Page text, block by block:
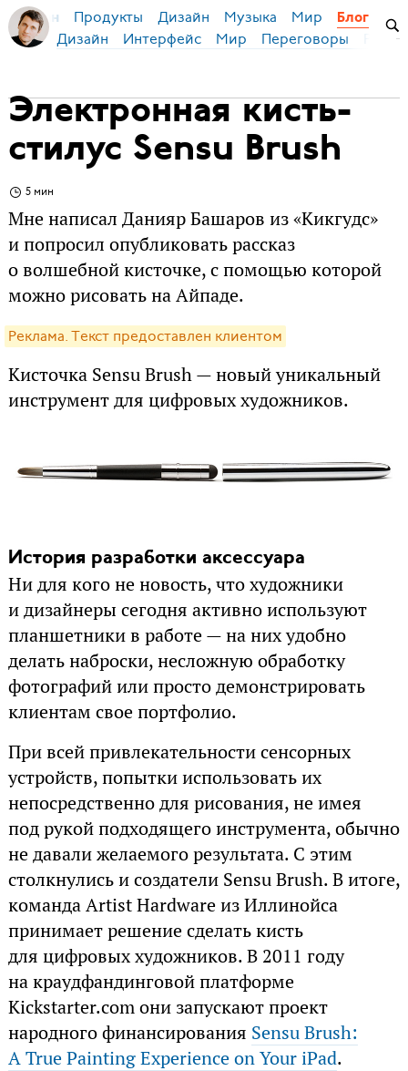
Бирман Продукты Дизайн Музыка Мир Блог
Дизайн Интерфейс Мир Переговоры
Электронная кисть-
стилус Sensu Brush
5 мин
Мне написал Данияр Башаров из «Кикгудс»
и попросил опубликовать рассказ
о волшебной кисточке, с помощью которой
можно рисовать на Айпаде.
Реклама. Текст предоставлен клиентом
Кисточка Sensu Brush — новый уникальный
инструмент для цифровых художников.
История разработки аксессуара
Ни для кого не новость, что художники
и дизайнеры сегодня активно используют
планшетники в работе — на них удобно
делать наброски, несложную обработку
фотографий или просто демонстрировать
клиентам свое портфолио.
При всей привлекательности сенсорных
устройств, попытки использовать их
непосредственно для рисования, не имея
под рукой подходящего инструмента, обычно
не давали желаемого результата. С этим
столкнулись и создатели Sensu Brush. В итоге,
команда Artist Hardware из Иллинойса
принимает решение сделать кисть
для цифровых художников. В 2011 году
на краудфандинговой платформе
Kickstarter.com они запускают проект
народного финансирования Sensu Brush:
A True Painting Experience on Your iPad.